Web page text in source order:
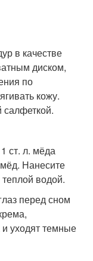
в качестве
диском,
по
кожу.
ст. л. мёда
мёд. Нанесите
водой.
перед сном
уходят темные